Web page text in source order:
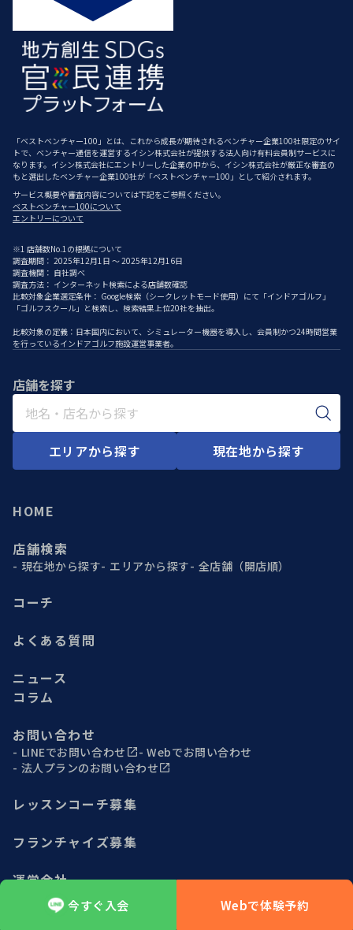
今すぐ入会 Webで体験予約
「ベストベンチャー100」とは、これから成長が期待されるベンチャー企業100社限定のサイ
トで、ベンチャー通信を運営するイシン株式会社が提供する法人向け有料会員制サービスに
なります。イシン株式会社にエントリーした企業の中から、イシン株式会社が厳正な審査の
もと選出したベンチャー企業100社が「ベストベンチャー100」として紹介されます。
サービス概要や審査内容については下記をご参照ください。
ベストベンチャー100について
エントリーについて
※1 店舗数No.1の根拠について
調査期間： 2025年12月1日 ～ 2025年12月16日
調査機関： 自社調べ
調査方法： インターネット検索による店舗数確認
比較対象企業選定条件： Google検索（シークレットモード使用）にて「インドアゴルフ」
「ゴルフスクール」と検索し、検索結果上位20社を抽出。
比較対象の定義：日本国内において、シミュレーター機器を導入し、会員制かつ24時間営業
を行っているインドアゴルフ施設運営事業者。
店舗を探す
エリアから探す 現在地から探す
HOME
店舗検索
現在地から探す エリアから探す 全店舗（開店順）
コーチ
よくある質問
ニュース
コラム
お問い合わせ
LINEでお問い合わせ
Webでお問い合わせ
法人プランのお問い合わせ
レッスンコーチ募集
フランチャイズ募集
運営会社
不動産の方はこちら